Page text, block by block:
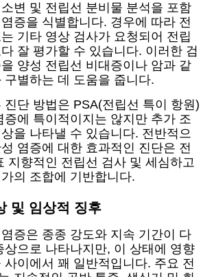
변 및 전립선 분비물 분석을 포함
증을 식별합니다. 경우에 따라 전
기타 영상 검사가 요청되어 전립
잘 평가할 수 있습니다. 이러한 검
양성 전립선 비대증이나 암과 같
구별하는 데 도움을 줍니다.
진단 방법은 PSA(전립선 특이 항원)
증에 특이적이지는 않지만 추가 조
을 나타낼 수 있습니다. 전반적으
염증에 대한 효과적인 진단은 전
지향적인 전립선 검사 및 세심하고
의 조합에 기반합니다.
및 임상적 징후
증은 종종 강도와 지속 기간이 다
상으로 나타나지만, 이 상태에 영향
사이에서 꽤 일반적입니다. 주요 전